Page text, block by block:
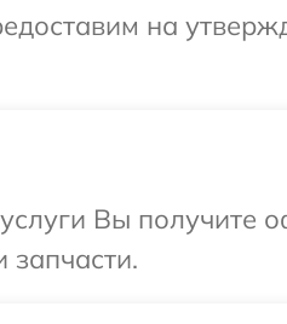
на
Вы получите
запчасти.